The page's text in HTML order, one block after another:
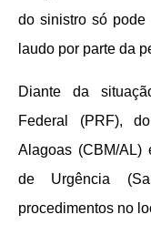
do sinistro só pode
laudo por parte da
Diante da
Federal (PRF),
Alagoas (CBM/AL)
de Urgência
procedimentos no